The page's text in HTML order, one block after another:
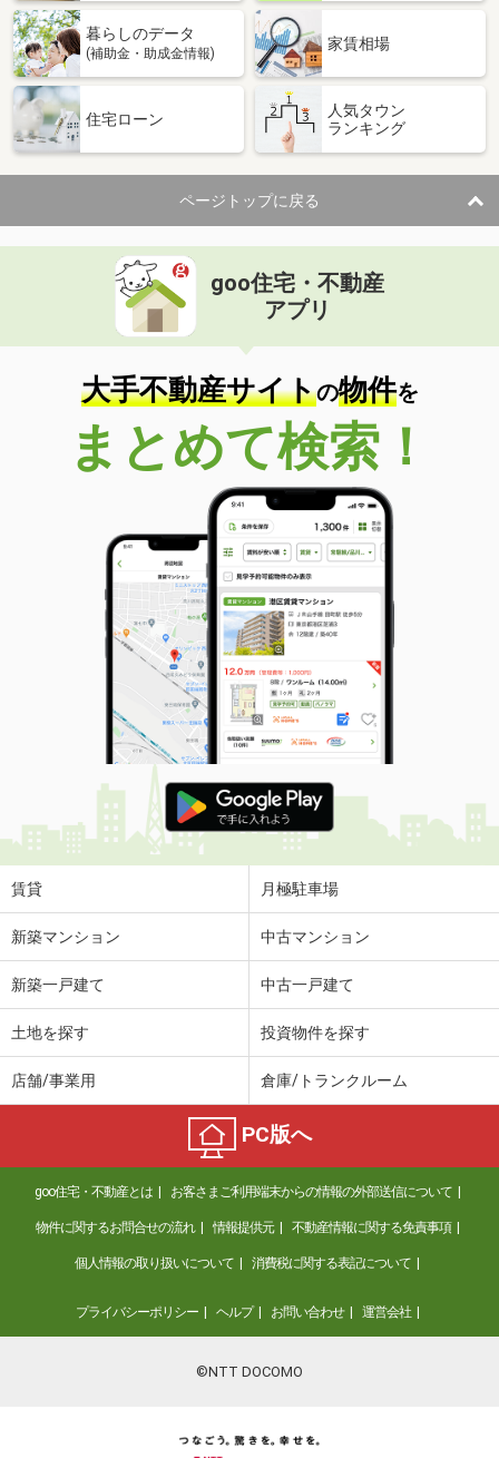
建物面積 86.53m²
土地面積
108.37m²
神奈川県横浜市青葉区しらとり台
4,649万円
住 所
神奈川県横浜市青葉区しらとり台
建物面積 96.46m²
土地面積 122.43m²
神奈川県座間市東原３丁目
価 格
4,180万円
住 所
神奈川県座間市東原３丁目
建物面積 101.43m²
土地面積
100.11m²
神奈川県藤沢市片瀬海岸２丁目
価 格
1億1,990万円
神奈川県藤沢市片瀬海岸２丁目
154.02m²
土地面積 306.53m²
神奈川県横浜市港南区日野５丁目
価 格
3,680万円
住 所
神奈川県横浜市港南区日野５丁目
建物面積 85.31m²
土地面積 72.97m²
神奈川県川崎市麻生区金程１丁目
価 格
4,250万円
住 所
神奈川県川崎市麻生区金程１丁目
建物面積
110.34m²
神奈川県横浜市青葉区荏田町
4,499万円
2,990万円
住 所
神奈川県平塚市四之宮３丁目
建物面積 101.02m²
土地面積
130.69m²
神奈川県相模原市緑区町屋１丁目
価 格
1,280万円
住 所
神奈川県相模原市緑区町屋１丁目
73.77m²
神奈川県横浜市鶴見区東寺尾東台
暮らしのデータ
(補助金・助成金情報)
家賃相場
住宅ローン
人気タウン
ランキング
ページトップに戻る
goo住宅・不動産
アプリ
大手不動産サイトの物件を
まとめて検索！
賃貸 月極駐車場
新築マンション 中古マンション
新築一戸建て 中古一戸建て
土地を探す 投資物件を探す
店舗/事業用 倉庫/トランクルーム
PC版へ
goo住宅・不動産とは お客さまご利用端末からの情報の外部送信について
物件に関するお問合せの流れ 情報提供元 不動産情報に関する免責事項
個人情報の取り扱いについて 消費税に関する表記について
プライバシーポリシー ヘルプ お問い合わせ 運営会社
©NTT DOCOMO